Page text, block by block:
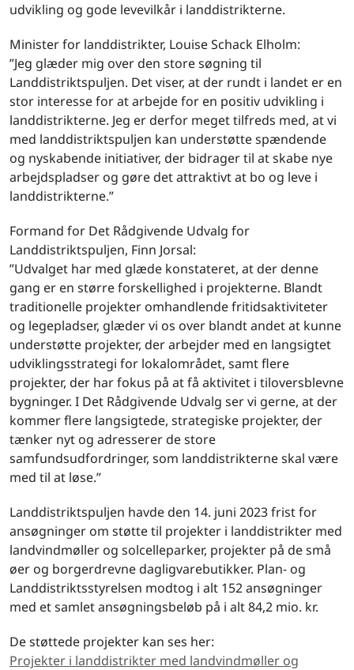
udvikling og gode levevilkår i landdistrikterne.
Minister for landdistrikter, Louise Schack Elholm:
”Jeg glæder mig over den store søgning til
Landdistriktspuljen. Det viser, at der rundt i landet er en
stor interesse for at arbejde for en positiv udvikling i
landdistrikterne. Jeg er derfor meget tilfreds med, at vi
med landdistriktspuljen kan understøtte spændende
og nyskabende initiativer, der bidrager til at skabe nye
arbejdspladser og gøre det attraktivt at bo og leve i
landdistrikterne.”
Formand for Det Rådgivende Udvalg for
Landdistriktspuljen, Finn Jorsal:
”Udvalget har med glæde konstateret, at der denne
gang er en større forskellighed i projekterne. Blandt
traditionelle projekter omhandlende fritidsaktiviteter
og legepladser, glæder vi os over blandt andet at kunne
understøtte projekter, der arbejder med en langsigtet
udviklingsstrategi for lokalområdet, samt flere
projekter, der har fokus på at få aktivitet i tiloversblevne
bygninger. I Det Rådgivende Udvalg ser vi gerne, at der
kommer flere langsigtede, strategiske projekter, der
tænker nyt og adresserer de store
samfundsudfordringer, som landdistrikterne skal være
med til at løse.”
Landdistriktspuljen havde den 14. juni 2023 frist for
ansøgninger om støtte til projekter i landdistrikter med
landvindmøller og solcelleparker, projekter på de små
øer og borgerdrevne dagligvarebutikker. Plan- og
Landdistriktsstyrelsen modtog i alt 152 ansøgninger
med et samlet ansøgningsbeløb på i alt 84,2 mio. kr.
De støttede projekter kan ses her:
Projekter i landdistrikter med landvindmøller og